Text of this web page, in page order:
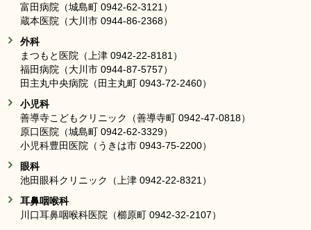
富田病院（城島町 0942-62-3121）
蔵本医院（大川市 0944-86-2368）
外科
まつもと医院（上津 0942-22-8181）
福田病院（大川市 0944-87-5757）
田主丸中央病院（田主丸町 0943-72-2460）
小児科
善導寺こどもクリニック（善導寺町 0942-47-0818）
原口医院（城島町 0942-62-3329）
小児科豊田医院（うきは市 0943-75-2200）
眼科
池田眼科クリニック（上津 0942-22-8321）
耳鼻咽喉科
川口耳鼻咽喉科医院（櫛原町 0942-32-2107）